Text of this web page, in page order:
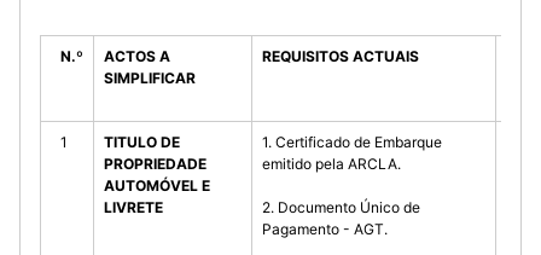
N.º
ACTOS A
SIMPLIFICAR
REQUISITOS ACTUAIS
1
TITULO DE
PROPRIEDADE
AUTOMÓVEL E
LIVRETE
1. Certificado de Embarque
emitido pela ARCLA.
2. Documento Único de
Pagamento - AGT.